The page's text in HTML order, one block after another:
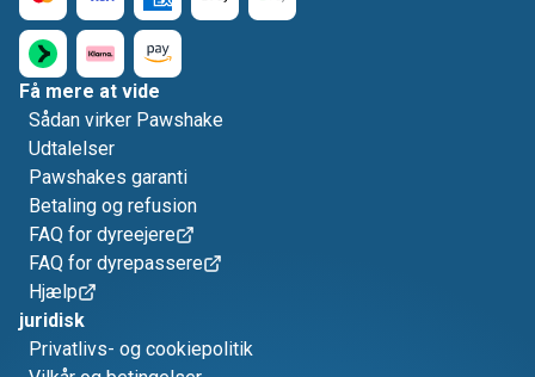
Få mere at vide
Sådan virker Pawshake
Udtalelser
Pawshakes garanti
Betaling og refusion
FAQ for dyreejere
FAQ for dyrepassere
Hjælp
juridisk
Privatlivs- og cookiepolitik